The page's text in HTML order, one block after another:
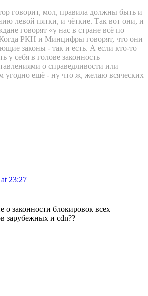
говорит, мол, правила должны быть и
левой пятки, и чёткие. Так вот они, и
говорят «у нас в стране всё по
Когда РКН и Минцифры говорят, что они
законы - так и есть. А если кто-то
у себя в голове законность
о справедливости или
угодно ещё - ну что ж, желаю всяческих
23:27
о законности блокировок всех
зарубежных и cdn??